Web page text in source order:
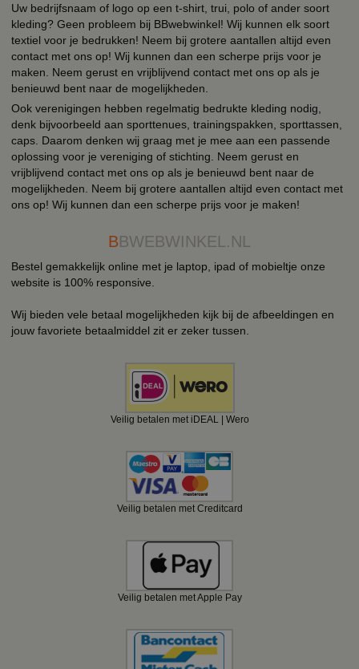
Uw bedrijfsnaam of logo op een t-shirt, trui, polo of ander soort
kleding? Geen probleem bij BBwebwinkel! Wij kunnen elk soort
textiel voor je bedrukken! Neem bij grotere aantallen altijd even
contact met ons op! Wij kunnen dan een scherpe prijs voor je
maken. Neem gerust en vrijblijvend contact met ons op als je
benieuwd bent naar de mogelijkheden.
Ook verenigingen hebben regelmatig bedrukte kleding nodig,
denk bijvoorbeeld aan sporttenues, trainingspakken, sporttassen,
caps. Daarom denken wij graag met je mee aan een passende
oplossing voor je vereniging of stichting. Neem gerust en
vrijblijvend contact met ons op als je benieuwd bent naar de
mogelijkheden. Neem bij grotere aantallen altijd even contact met
ons op! Wij kunnen dan een scherpe prijs voor je maken!
BBWEBWINKEL.NL
Bestel gemakkelijk online met je laptop, ipad of mobieltje onze
website is 100% responsive.
Wij bieden vele betaal mogelijkheden kijk bij de afbeeldingen en
jouw favoriete betaalmiddel zit er zeker tussen.
Veilig betalen met iDEAL | Wero
Veilig betalen met Creditcard
Veilig betalen met Apple Pay